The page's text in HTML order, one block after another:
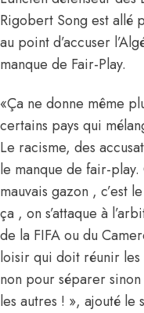
Rigobert Song est allé
au point d’accuser
manque de Fair-Play.
«Ça ne donne même
certains pays qui
Le racisme, des
le manque de fair-play.
mauvais gazon , c’est
ça , on s’attaque à
de la FIFA ou du
loisir qui doit réunir
non pour séparer
les autres ! », ajouté le